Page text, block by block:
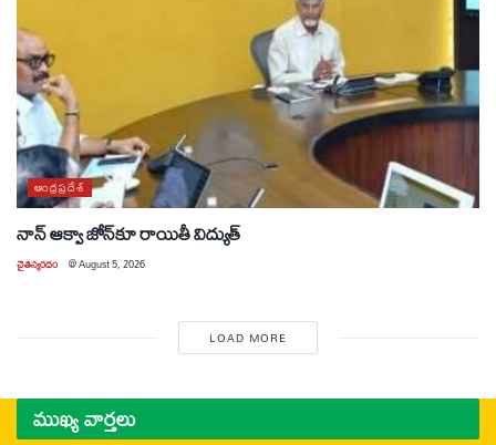
ఆంధ్రప్రదేశ్
నాన్ ఆక్వా జోన్‌కూ రాయితీ విద్యుత్
చైతన్యరధం @August 5, 2026
LOAD MORE
ముఖ్య వార్తలు